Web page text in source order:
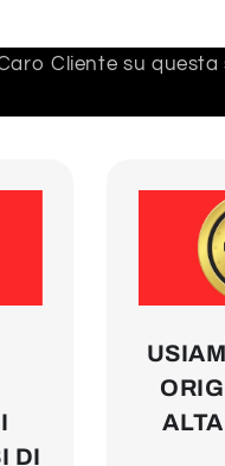
Cliente su questa
DI